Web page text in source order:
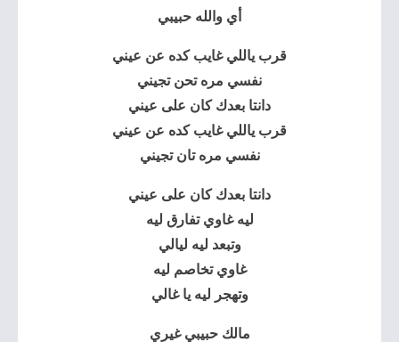
أي والله حبيبي
قرب ياللي غايب كده عن عيني
نفسي مره تحن تجيني
دانتا بعدك كان على عيني
قرب ياللي غايب كده عن عيني
نفسي مره تان تجيني
دانتا بعدك كان على عيني
ليه غاوي تفارق ليه
وتبعد ليه ليالي
غاوي تخاصم ليه
وتهجر ليه يا غالي
مالك حبيبي غيري